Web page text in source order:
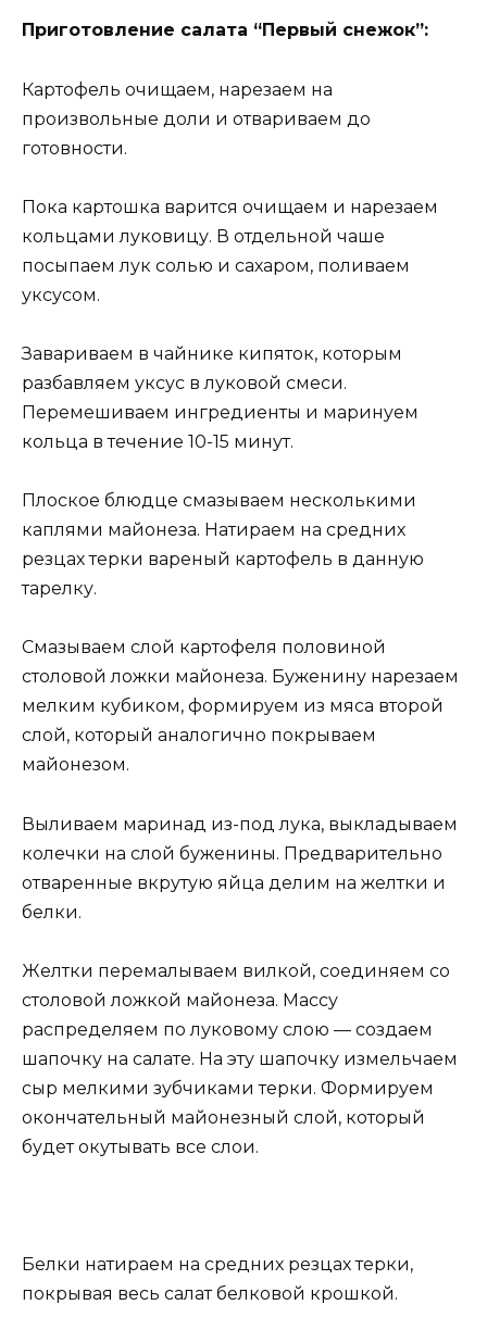
Приготовление салата “Первый снежок”:
Картофель очищаем, нарезаем на
произвольные доли и отвариваем до
готовности.
Пока картошка варится очищаем и нарезаем
кольцами луковицу. В отдельной чаше
посыпаем лук солью и сахаром, поливаем
уксусом.
Завариваем в чайнике кипяток, которым
разбавляем уксус в луковой смеси.
Перемешиваем ингредиенты и маринуем
кольца в течение 10-15 минут.
Плоское блюдце смазываем несколькими
каплями майонеза. Натираем на средних
резцах терки вареный картофель в данную
тарелку.
Смазываем слой картофеля половиной
столовой ложки майонеза. Буженину нарезаем
мелким кубиком, формируем из мяса второй
слой, который аналогично покрываем
майонезом.
Выливаем маринад из-под лука, выкладываем
колечки на слой буженины. Предварительно
отваренные вкрутую яйца делим на желтки и
белки.
Желтки перемалываем вилкой, соединяем со
столовой ложкой майонеза. Массу
распределяем по луковому слою — создаем
шапочку на салате. На эту шапочку измельчаем
сыр мелкими зубчиками терки. Формируем
окончательный майонезный слой, который
будет окутывать все слои.
Белки натираем на средних резцах терки,
покрывая весь салат белковой крошкой.